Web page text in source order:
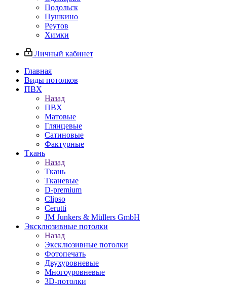
Подольск
Пушкино
Реутов
Химки
Личный кабинет
Главная
Виды потолков
ПВХ
Назад
ПВХ
Матовые
Глянцевые
Сатиновые
Фактурные
Ткань
Назад
Ткань
Тканевые
D-premium
Clipso
Cerutti
JM Junkers & Müllers GmbH
Эксклюзивные потолки
Назад
Эксклюзивные потолки
Фотопечать
Двухуровневые
Многоуровневые
3D-потолки